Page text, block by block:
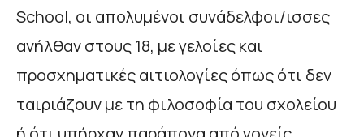
School, οι απολυμένοι συνάδελφοι/ισσες
ανήλθαν στους 18, με γελοίες και
προσχηματικές αιτιολογίες όπως ότι δεν
ταιριάζουν με τη φιλοσοφία του σχολείου